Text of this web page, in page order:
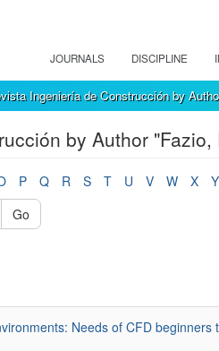
JOURNALS DISCIPLINE
Ingeniería de Construcción by
by Author "Fazio,
P Q R S T U V W X Y
Go
Needs of CFD beginners